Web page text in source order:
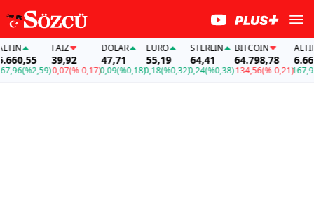
(%2,59)
39,92
-0,07(%-0,17)
DOLAR
47,71
0,09(%0,18)
EURO
55,19
0,18(%0,32)
STERLIN
64,41
0,24(%0,38)
BITCOIN
64.798,78
-134,56(%-0,21)
ALTIN
167,96